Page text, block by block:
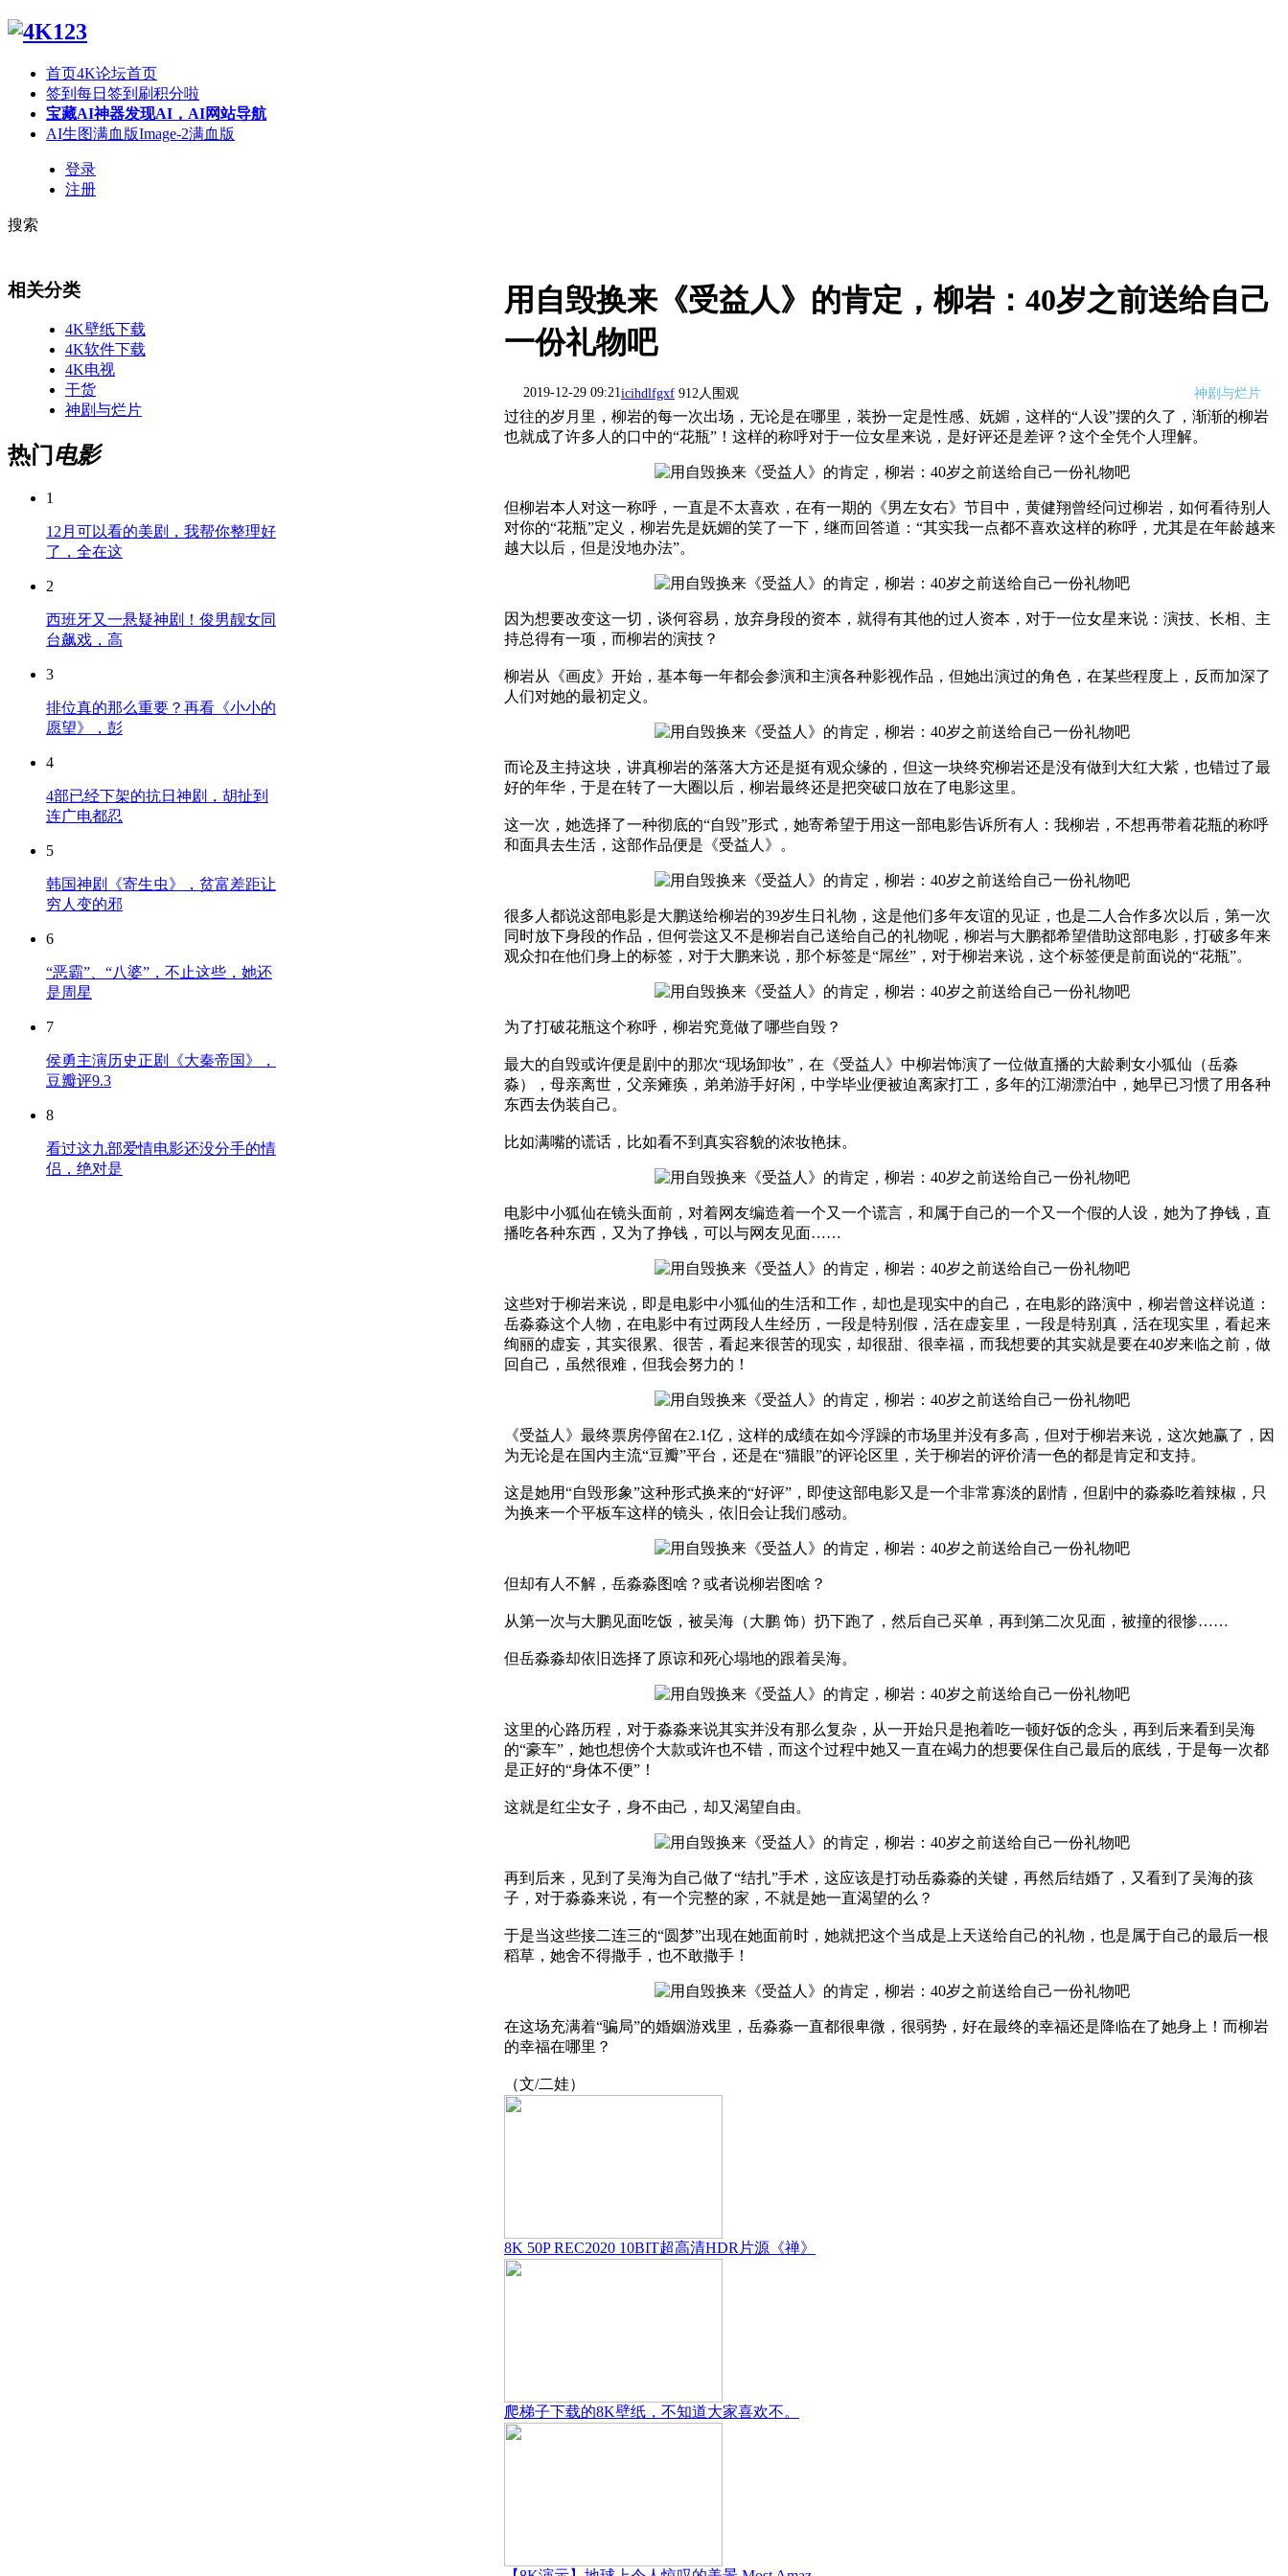
首页4K论坛首页
签到 每日签到刷积分啦
宝藏AI神器发现AI，AI网站导航
AI生图满血版Image-2满血版
登录
注册
搜索
用自毁换来《受益人》的肯定，柳岩：40岁之前送给自己
一份礼物吧
icihdlfgxf
2019-12-29 09:21 912人围观 神剧与烂片
过往的岁月里，柳岩的每一次出场，无论是在哪里，装扮一定是性感、妩媚，这样的“人设”摆的久了，渐渐的柳岩
也就成了许多人的口中的“花瓶”！这样的称呼对于一位女星来说，是好评还是差评？这个全凭个人理解。
但柳岩本人对这一称呼，一直是不太喜欢，在有一期的《男左女右》节目中，黄健翔曾经问过柳岩，如何看待别人
对你的“花瓶”定义，柳岩先是妩媚的笑了一下，继而回答道：“其实我一点都不喜欢这样的称呼，尤其是在年龄越来
越大以后，但是没地办法”。
因为想要改变这一切，谈何容易，放弃身段的资本，就得有其他的过人资本，对于一位女星来说：演技、长相、主
持总得有一项，而柳岩的演技？
柳岩从《画皮》开始，基本每一年都会参演和主演各种影视作品，但她出演过的角色，在某些程度上，反而加深了
人们对她的最初定义。
而论及主持这块，讲真柳岩的落落大方还是挺有观众缘的，但这一块终究柳岩还是没有做到大红大紫，也错过了最
好的年华，于是在转了一大圈以后，柳岩最终还是把突破口放在了电影这里。
这一次，她选择了一种彻底的“自毁”形式，她寄希望于用这一部电影告诉所有人：我柳岩，不想再带着花瓶的称呼
和面具去生活，这部作品便是《受益人》。
很多人都说这部电影是大鹏送给柳岩的39岁生日礼物，这是他们多年友谊的见证，也是二人合作多次以后，第一次
同时放下身段的作品，但何尝这又不是柳岩自己送给自己的礼物呢，柳岩与大鹏都希望借助这部电影，打破多年来
观众扣在他们身上的标签，对于大鹏来说，那个标签是“屌丝”，对于柳岩来说，这个标签便是前面说的“花瓶”。
为了打破花瓶这个称呼，柳岩究竟做了哪些自毁？
最大的自毁或许便是剧中的那次“现场卸妆”，在《受益人》中柳岩饰演了一位做直播的大龄剩女小狐仙（岳淼
淼），母亲离世，父亲瘫痪，弟弟游手好闲，中学毕业便被迫离家打工，多年的江湖漂泊中，她早已习惯了用各种
东西去伪装自己。
比如满嘴的谎话，比如看不到真实容貌的浓妆艳抹。
电影中小狐仙在镜头面前，对着网友编造着一个又一个谎言，和属于自己的一个又一个假的人设，她为了挣钱，直
播吃各种东西，又为了挣钱，可以与网友见面……
这些对于柳岩来说，即是电影中小狐仙的生活和工作，却也是现实中的自己，在电影的路演中，柳岩曾这样说道：
岳淼淼这个人物，在电影中有过两段人生经历，一段是特别假，活在虚妄里，一段是特别真，活在现实里，看起来
绚丽的虚妄，其实很累、很苦，看起来很苦的现实，却很甜、很幸福，而我想要的其实就是要在40岁来临之前，做
回自己，虽然很难，但我会努力的！
《受益人》最终票房停留在2.1亿，这样的成绩在如今浮躁的市场里并没有多高，但对于柳岩来说，这次她赢了，因
为无论是在国内主流“豆瓣”平台，还是在“猫眼”的评论区里，关于柳岩的评价清一色的都是肯定和支持。
这是她用“自毁形象”这种形式换来的“好评”，即使这部电影又是一个非常寡淡的剧情，但剧中的淼淼吃着辣椒，只
为换来一个平板车这样的镜头，依旧会让我们感动。
但却有人不解，岳淼淼图啥？或者说柳岩图啥？
从第一次与大鹏见面吃饭，被吴海（大鹏 饰）扔下跑了，然后自己买单，再到第二次见面，被撞的很惨……
但岳淼淼却依旧选择了原谅和死心塌地的跟着吴海。
这里的心路历程，对于淼淼来说其实并没有那么复杂，从一开始只是抱着吃一顿好饭的念头，再到后来看到吴海
的“豪车”，她也想傍个大款或许也不错，而这个过程中她又一直在竭力的想要保住自己最后的底线，于是每一次都
是正好的“身体不便”！
这就是红尘女子，身不由己，却又渴望自由。
再到后来，见到了吴海为自己做了“结扎”手术，这应该是打动岳淼淼的关键，再然后结婚了，又看到了吴海的孩
子，对于淼淼来说，有一个完整的家，不就是她一直渴望的么？
于是当这些接二连三的“圆梦”出现在她面前时，她就把这个当成是上天送给自己的礼物，也是属于自己的最后一根
稻草，她舍不得撒手，也不敢撒手！
在这场充满着“骗局”的婚姻游戏里，岳淼淼一直都很卑微，很弱势，好在最终的幸福还是降临在了她身上！而柳岩
的幸福在哪里？
（文/二娃）
8K 50P REC2020 10BIT超高清HDR片源《禅》
爬梯子下载的8K壁纸，不知道大家喜欢不。
相关分类
4K壁纸下载
4K软件下载
4K电视
干货
神剧与烂片
热门 电影
1
12月可以看的美剧，我帮你整理好
了，全在这
2
西班牙又一悬疑神剧！俊男靓女同
台飙戏，高
3
排位真的那么重要？再看《小小的
愿望》，彭
4
4部已经下架的抗日神剧，胡扯到
连广电都忍
5
韩国神剧《寄生虫》，贫富差距让
穷人变的邪
6
“恶霸”、“八婆”，不止这些，她还
是周星
7
侯勇主演历史正剧《大秦帝国》，
豆瓣评9.3
8
看过这九部爱情电影还没分手的情
侣，绝对是